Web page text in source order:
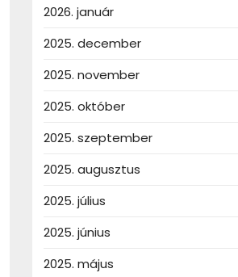
2026. január
2025. december
2025. november
2025. október
2025. szeptember
2025. augusztus
2025. július
2025. június
2025. május